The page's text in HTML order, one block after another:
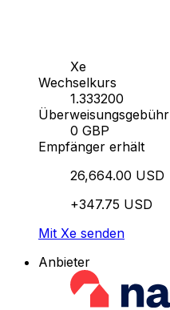
Xe
Wechselkurs
1.333200
Überweisungsgebühr
0 GBP
Empfänger erhält
26,664.00 USD
+347.75 USD
Mit Xe senden
Anbieter